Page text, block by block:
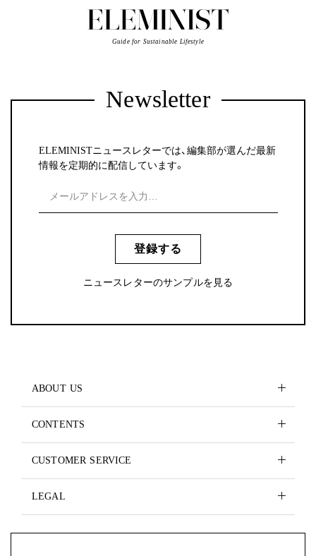
Guide for Sustainable Lifestyle
Newsletter
ELEMINISTニュースレターでは、編集部が選んだ最新
情報を定期的に配信しています。
登録する
ニュースレターのサンプルを見る
ABOUT US
CONTENTS
CUSTOMER SERVICE
LEGAL